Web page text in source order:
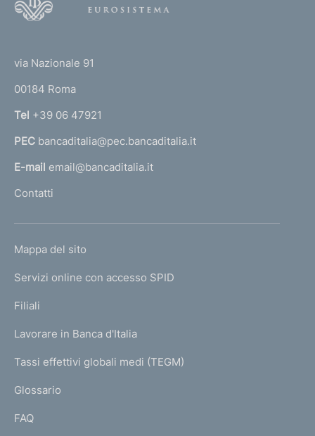
r
n
a
l
'
m
e
a
g
via Nazionale 91
00184 Roma
Tel +39 06 47921
PEC bancaditalia@pec.bancaditalia.it
E-mail email@bancaditalia.it
Contatti
L
N
K
T
I
I
Mappa del sito
Servizi online con accesso SPID
Filiali
Lavorare in Banca d'Italia
Tassi effettivi globali medi (TEGM)
Glossario
FAQ